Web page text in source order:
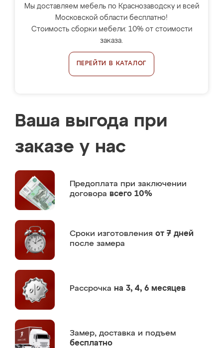
Мы доставляем мебель по Краснозаводску и всей
Московской области бесплатно!
Стоимость сборки мебели: 10% от стоимости
заказа.
ПЕРЕЙТИ В КАТАЛОГ
Ваша выгода при
заказе у нас
Предоплата при заключении
договора всего 10%
Сроки изготовления от 7 дней
после замера
Рассрочка на 3, 4, 6 месяцев
Замер, доставка и подъем
бесплатно